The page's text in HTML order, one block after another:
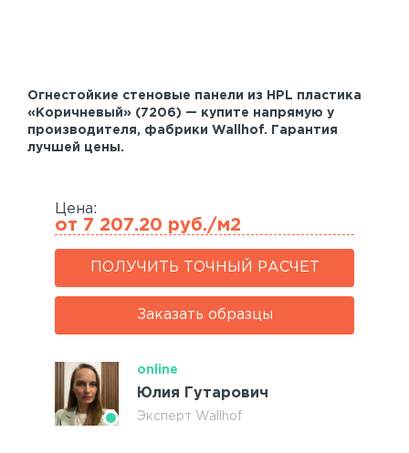
Огнестойкие стеновые панели из HPL пластика
«Коричневый» (7206) — купите напрямую у
производителя, фабрики Wallhof. Гарантия
лучшей цены.
Цена:
от 7 207.20 руб./м2
ПОЛУЧИТЬ ТОЧНЫЙ РАСЧЕТ
Заказать образцы
online
Юлия Гутарович
Эксперт Wallhof